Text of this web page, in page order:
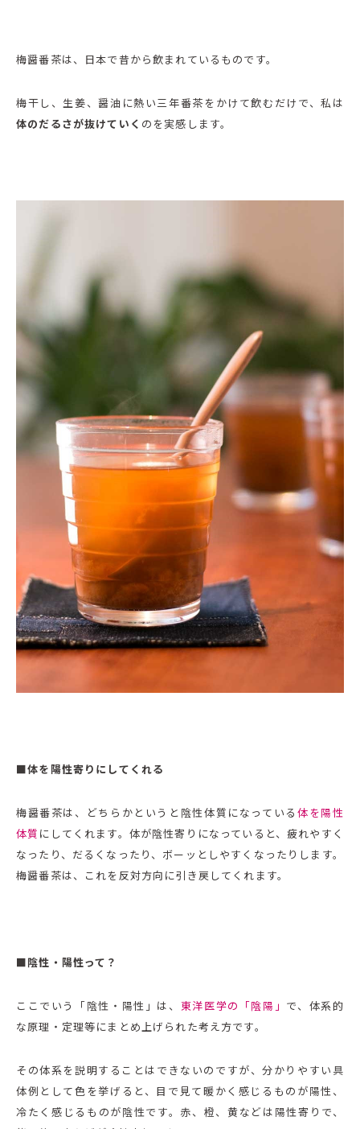
梅醤番茶は、日本で昔から飲まれているものです。
梅干し、生姜、醤油に熱い三年番茶をかけて飲むだけで、私は
体のだるさが抜けていく のを実感します。
■体を陽性寄りにしてくれる
梅醤番茶は、どちらかというと陰性体質になっている 体を陽性
体質 にしてくれます。体が陰性寄りになっていると、疲れやすく
なったり、だるくなったり、ボーッとしやすくなったりします。
梅醤番茶は、これを反対方向に引き戻してくれます。
■陰性・陽性って？
ここでいう「陰性・陽性」は、 東洋医学の「陰陽」 で、体系的
な原理・定理等にまとめ上げられた考え方です。
その体系を説明することはできないのですが、分かりやすい具
体例として色を挙げると、目で見て暖かく感じるものが陽性、
冷たく感じるものが陰性です。赤、橙、黄などは陽性寄りで、